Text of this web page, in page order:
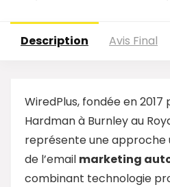
Description Avis Final
WiredPlus, fondée en
Hardman à Burnley au
représente une approche
de l’email marketing
combinant technologie